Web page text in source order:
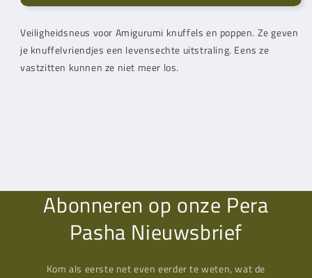
Soft
Roze
18
mm
Soft
Roze
18
mm
Veiligheidsneus voor Amigurumi knuffels en poppen. Ze geven
je knuffelvriendjes een levensechte uitstraling. Eens ze
vastzitten kunnen ze niet meer los.
Abonneren op onze Pera
Pasha Nieuwsbrief
Kom als eerste net even eerder te weten, wat de